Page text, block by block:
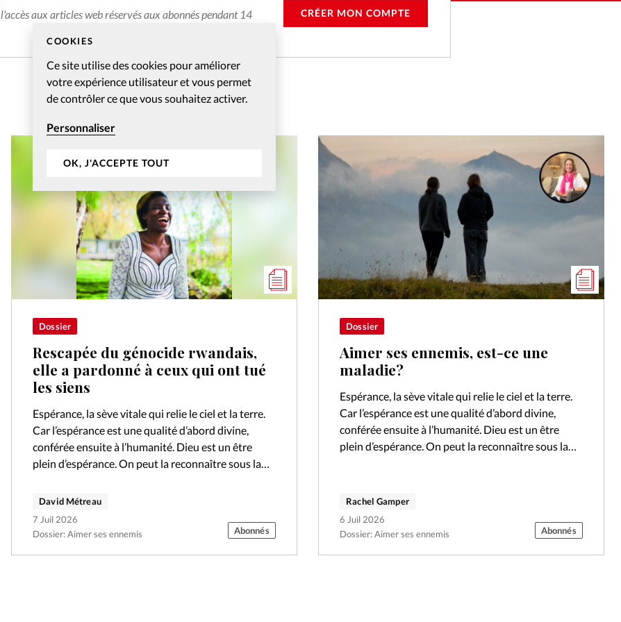
COOKIES
Ce site utilise des cookies pour améliorer
votre expérience utilisateur et vous permet
de contrôler ce que vous souhaitez activer.
Personnaliser
OK, J'ACCEPTE TOUT
aux articles web réservés aux abonnés pendant 14
CRÉER MON COMPTE
Dossier
Rescapée du génocide rwandais,
elle a pardonné à ceux qui ont tué
les siens
Espérance, la sève vitale qui relie le ciel et la terre.
Car l’espérance est une qualité d’abord divine,
conférée ensuite à l’humanité. Dieu est un être
plein d’espérance. On peut la reconnaître sous la
Dossier: Aimer ses ennemis
David Métreau
7 Juil 2026
Abonnés
Dossier
Aimer ses ennemis, est-ce une
maladie?
Espérance, la sève vitale qui relie le ciel et la terre.
Car l’espérance est une qualité d’abord divine,
conférée ensuite à l’humanité. Dieu est un être
plein d’espérance. On peut la reconnaître sous la
Dossier: Aimer ses ennemis
Rachel Gamper
6 Juil 2026
Abonnés